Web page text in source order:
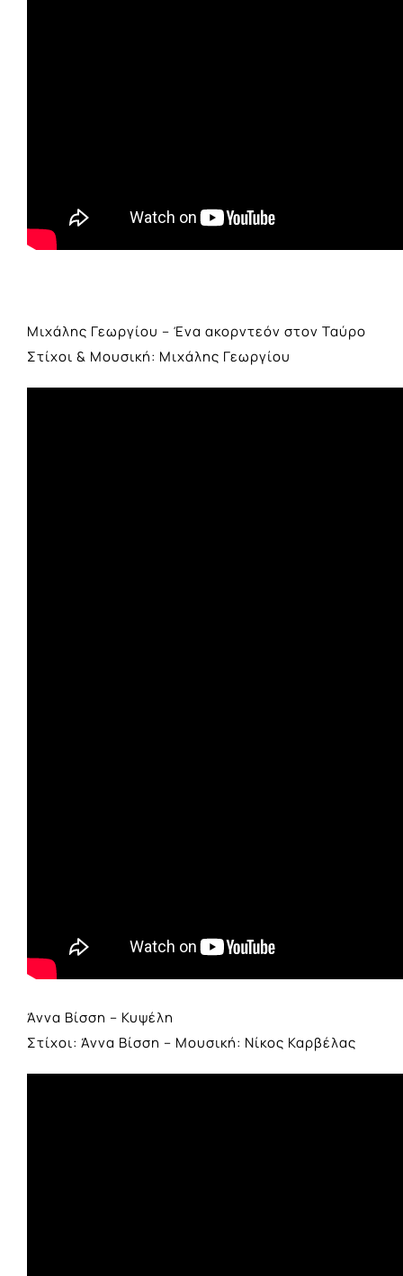
Μιχάλης Γεωργίου – Ένα ακορντεόν στον Ταύρο
Στίχοι & Μουσική: Μιχάλης Γεωργίου
Άννα Βίσση – Κυψέλη
Στίχοι: Άννα Βίσση – Μουσική: Νίκος Καρβέλας